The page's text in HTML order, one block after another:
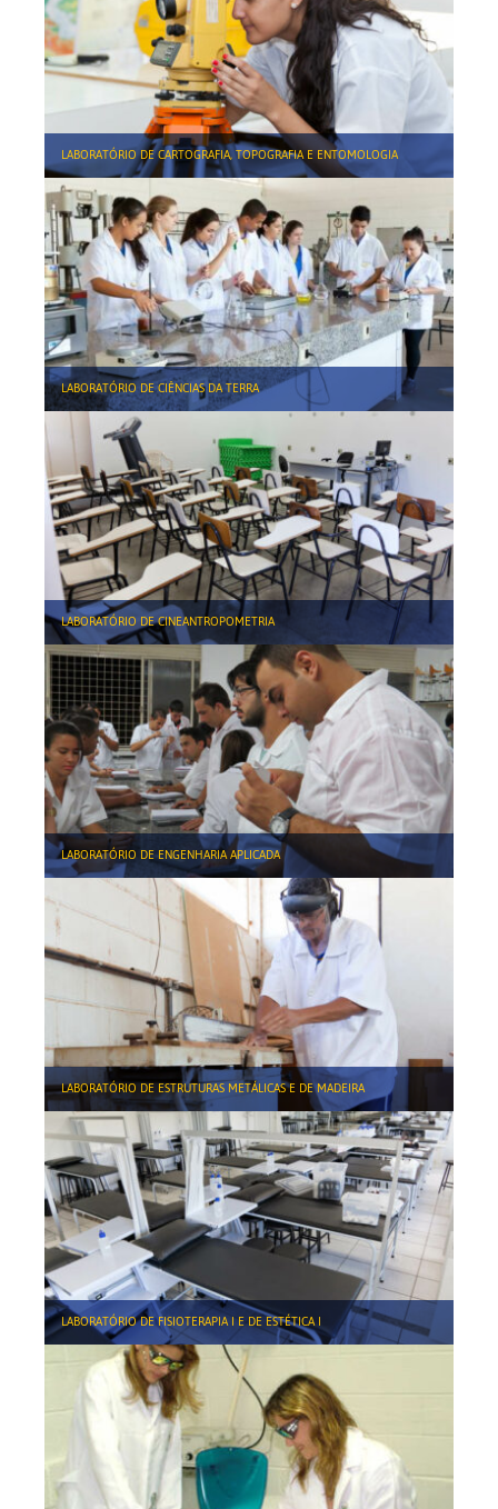
LABORATÓRIO DE CARTOGRAFIA, TOPOGRAFIA E ENTOMOLOGIA
LABORATÓRIO DE CIÊNCIAS DA TERRA
LABORATÓRIO DE CINEANTROPOMETRIA
LABORATÓRIO DE ENGENHARIA APLICADA
LABORATÓRIO DE ESTRUTURAS METÁLICAS E DE MADEIRA
LABORATÓRIO DE FISIOTERAPIA I E DE ESTÉTICA I